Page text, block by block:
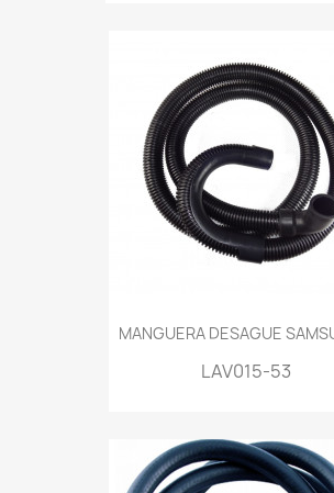
MANGUERA DESAGUE
LAV015-53